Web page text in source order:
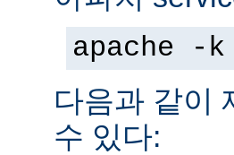
apache -
다음과 같이
수 있다: